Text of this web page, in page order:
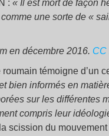
: « Il est mort de façon
une sorte de «
en décembre 2016. CC
témoigne d’un
bien informés en
sur les différentes
compris leur
scission du mouvement